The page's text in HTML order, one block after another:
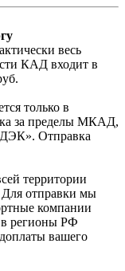
весь
КАД входит в
только в
за пределы МКАД,
Отправка
территории
отправки мы
компании
в регионы РФ
вашего